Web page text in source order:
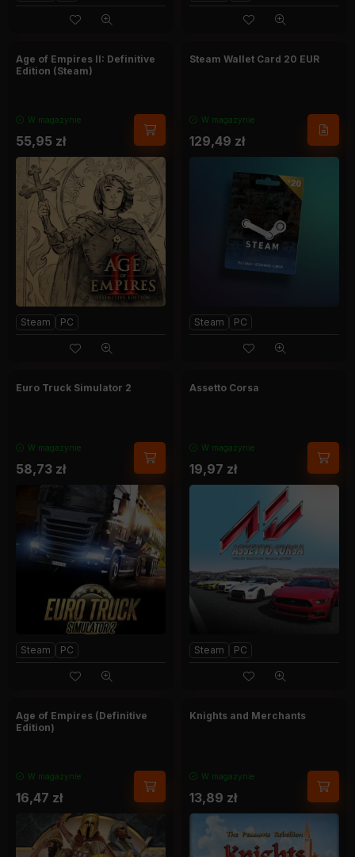
Age of Empires II: Definitive
Edition (Steam)
W magazynie
55,95 zł
Steam PC
Steam Wallet Card 20 EUR
W magazynie
129,49 zł
Steam PC
Euro Truck Simulator 2
W magazynie
58,73 zł
Steam PC
Assetto Corsa
W magazynie
19,97 zł
Steam PC
Age of Empires (Definitive
Edition)
W magazynie
16,47 zł
Knights and Merchants
W magazynie
13,89 zł